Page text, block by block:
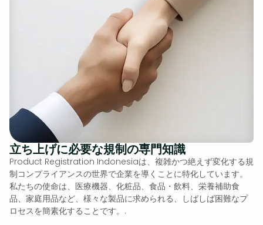
立ち上げに必要な規制の専門知識
Product Registration Indonesiaは、複雑かつ絶えず変化する規
制コンプライアンスの世界で企業を導くことに特化しています。
私たちの使命は、医療機器、化粧品、食品・飲料、栄養補助食
品、家庭用品など、様々な製品に求められる、しばしば困難なプ
ロセスを簡素化することです。.